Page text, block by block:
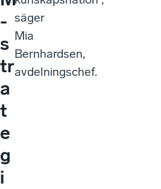
-
s
tr
a
t
e
g
i
säger
Mia
Bernhardsen,
avdelningschef.